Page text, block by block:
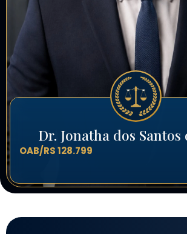
Dr. Jonatha dos Santos
OAB/RS 128.799